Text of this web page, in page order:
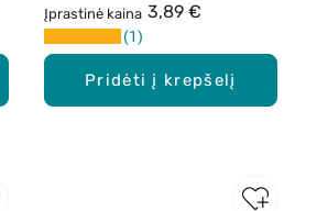
Pridėti į krepšelį
Įprastinė kaina 3,89 €
1